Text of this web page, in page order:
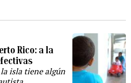
Rico: a la
isla tiene algún